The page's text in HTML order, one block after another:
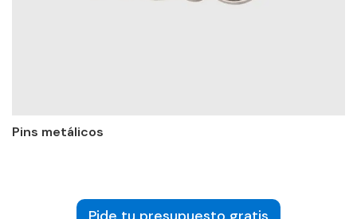
Pins metálicos